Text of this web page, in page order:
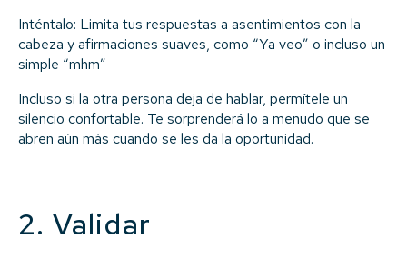
Inténtalo: Limita tus respuestas a asentimientos con la
cabeza y afirmaciones suaves, como “Ya veo” o incluso un
simple “mhm”
Incluso si la otra persona deja de hablar, permítele un
silencio confortable. Te sorprenderá lo a menudo que se
abren aún más cuando se les da la oportunidad.
2. Validar